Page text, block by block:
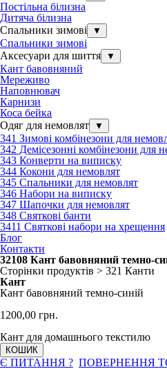
Постільна білизна
Дитяча білизна
Спальники зимові
▼
Спальники зимові
Аксесуари для шиття
▼
Кант бавовняний
Мереживо
Наповнювач
Карнизи
Коса бейка
Одяг для немовлят
▼
341 Зимові комбінезони для
342 Демісезонні комбінезони для
343 Конверти на виписку
344 Кокони для немовлят
345 Спальники для немовлят
346 Набори на виписку
347 Шапочки для немовлят
348 Святкові банти
3411 Святкові набори на хрещення
Блог
Контакти
32108 Кант бавовняний темно-
Сторінки продуктів > 321 Канти
Кант
Кант бавовняний темно-синій
1200,00 грн.
Кант для домашнього текстилю
КОШИК
Є ПИТАННЯ ? ПОВЕРНЕННЯ